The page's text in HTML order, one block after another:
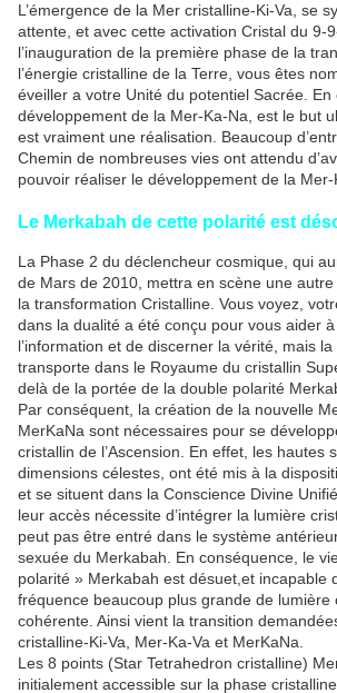
L’émergence de la Mer cristalline-Ki-Va, se
attente, et avec cette activation Cristal du 9-
l’inauguration de la première phase de la
l’énergie cristalline de la Terre, vous êtes
éveiller a votre Unité du potentiel Sacrée. En
développement de la Mer-Ka-Na, est le but
est vraiment une réalisation. Beaucoup
Chemin de nombreuses vies ont attendu
pouvoir réaliser le développement de la Mer-
Le Merkabah de cette polarité est
La Phase 2 du déclencheur cosmique, qui
de Mars de 2010, mettra en scène une
la transformation Cristalline. Vous voyez,
dans la dualité a été conçu pour vous aider
l’information et de discerner la vérité, mais
transporte dans le Royaume du cristallin
delà de la portée de la double polarité
Par conséquent, la création de la nouvelle
MerKaNa sont nécessaires pour se
cristallin de l’Ascension. En effet, les hautes
dimensions célestes, ont été mis à la
et se situent dans la Conscience Divine
leur accès nécessite d’intégrer la lumière
peut pas être entré dans le système
sexuée du Merkabah. En conséquence, le
polarité » Merkabah est désuet,et incapable
fréquence beaucoup plus grande de lumière
cohérente. Ainsi vient la transition
cristalline-Ki-Va, Mer-Ka-Va et MerKaNa.
Les 8 points (Star Tetrahedron cristalline)
initialement accessible sur la phase